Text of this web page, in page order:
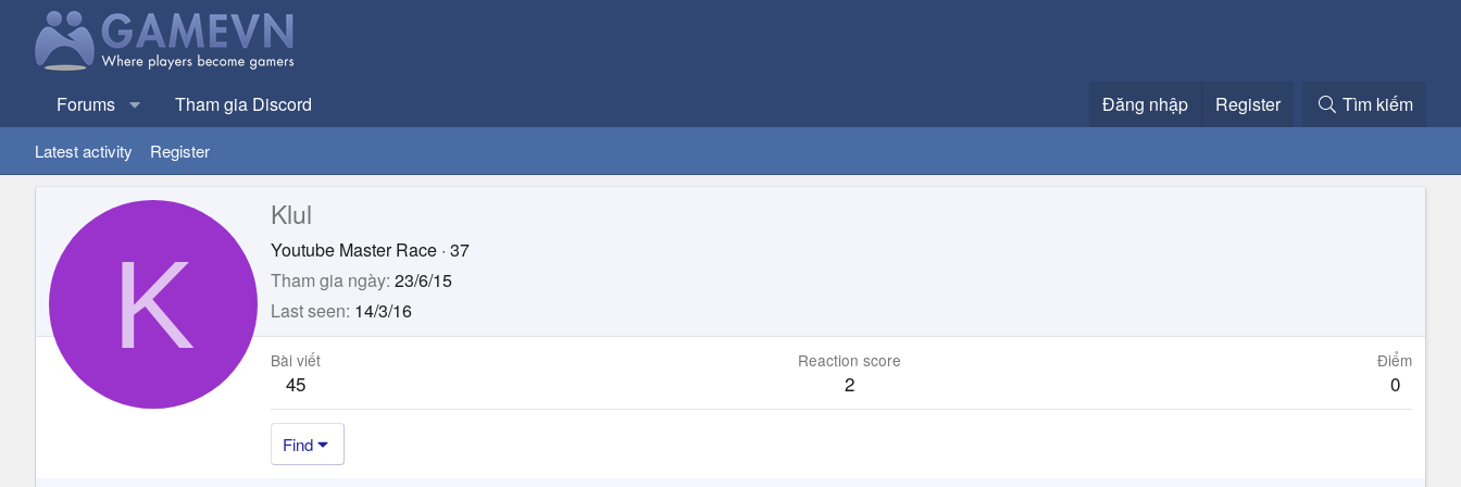
Forums Tham gia Discord Đăng nhập Register Tìm kiếm
Latest activity Register
K
Klul
Youtube Master Race · 37
Tham gia ngày 23/6/15
Last seen 14/3/16
Bài viết
45
Reaction score
2
Điểm
0
Find